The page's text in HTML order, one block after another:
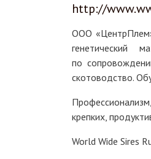
http://
ООО
генетический
по
скотоводство.
крепких,
World Wide Sires